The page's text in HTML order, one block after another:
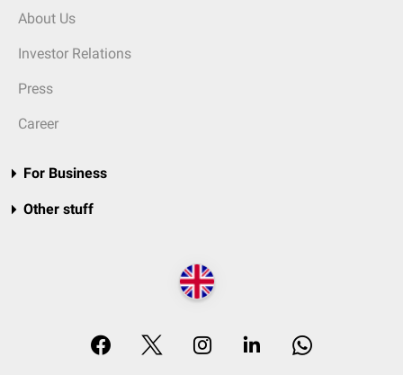
About Us
Investor Relations
Press
Career
For Business
Other stuff